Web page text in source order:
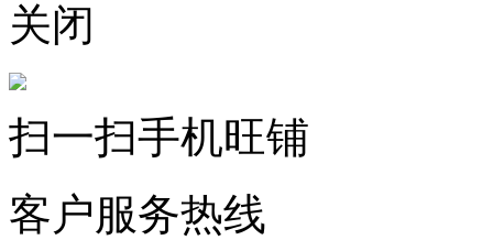
关闭
扫一扫手机旺铺
客户服务热线